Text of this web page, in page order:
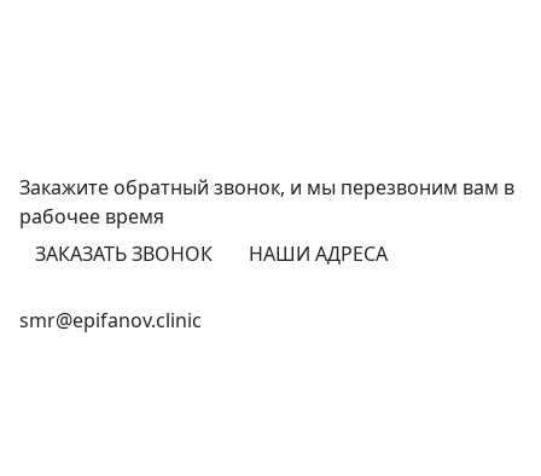
Закажите обратный звонок, и мы перезвоним вам в
рабочее время
ЗАКАЗАТЬ ЗВОНОК
НАШИ АДРЕСА
smr@epifanov.clinic